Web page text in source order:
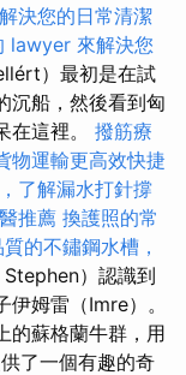
決您的日常清潔
lawyer 來解決您
）最初是在試
沉船，然後看到匈
在這裡。 撥筋療
物運輸更高效快捷
了解漏水打針撐
推薦 換護照的常
的不鏽鋼水槽，
Stephen）認識到
姆雷（Imre）。
的蘇格蘭牛群，用
了一個有趣的奇